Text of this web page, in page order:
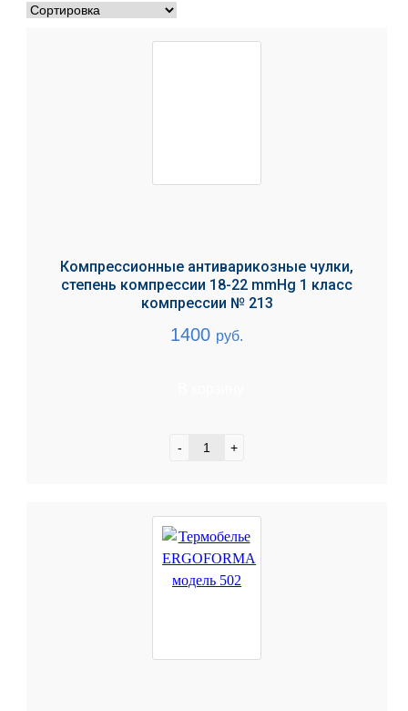
Компрессионные антиварикозные чулки,
степень компрессии 18-22 mmHg 1 класс
компрессии № 213
1400 руб.
- +